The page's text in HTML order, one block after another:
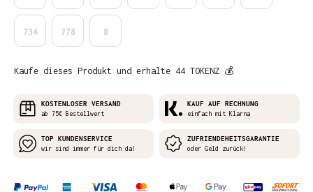
734 778 8
Kaufe dieses Produkt und erhalte 44 TOKENZ 💰
KOSTENLOSER VERSAND
ab 75€ Bestellwert
KAUF AUF RECHNUNG
einfach mit Klarna
TOP KUNDENSERVICE
wir sind immer für dich da!
ZUFRIENDEHEITSGARANTIE
oder Geld zurück!